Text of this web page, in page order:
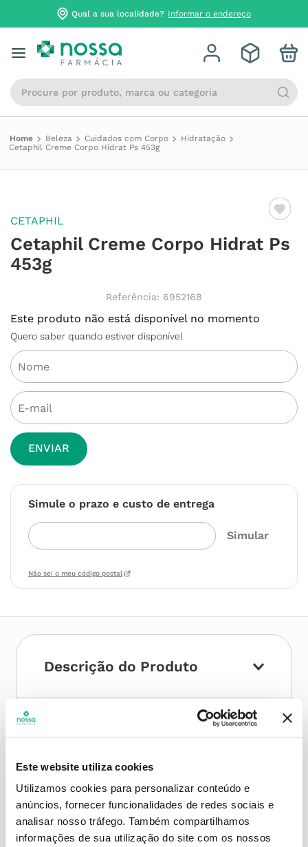
Este website utiliza cookies
Utilizamos cookies para personalizar conteúdo e
anúncios, fornecer funcionalidades de redes sociais e
analisar nosso tráfego. Também compartilhamos
informações de sua utilização do site com os nossos
Qual a sua localidade? Informar o endereço
Procure por produto, marca ou categoria
Beleza Cuidados com Corpo
Hidratação
Cetaphil Creme Corpo Hidrat Ps 453g
CETAPHIL
Cetaphil Creme Corpo Hidrat Ps
453g
Referência: 6952168
Este produto não está disponível no momento
Quero saber quando estiver disponível
ENVIAR
Simule o prazo e custo de entrega
Não sei o meu código postal
Descrição do Produto
Contra-indicações